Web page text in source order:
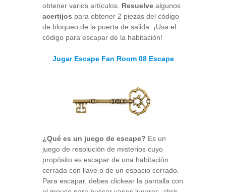
obtener varios artículos. Resuelve algunos
acertijos para obtener 2 piezas del código
de bloqueo de la puerta de salida. ¡Usa el
código para escapar de la habitación!
Jugar Escape Fan Room 08 Escape
¿Qué es un juego de escape? Es un
juego de resolución de misterios cuyo
propósito es escapar de una habitación
cerrada con llave o de un espacio cerrado.
Para escapar, debes clickear la pantalla con